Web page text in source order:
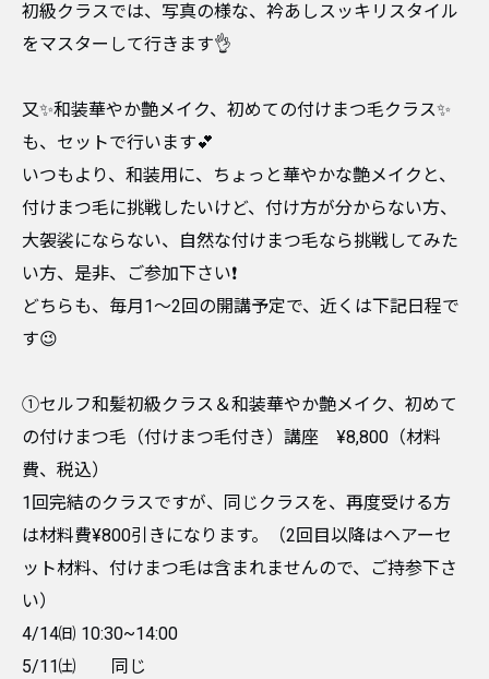
初級クラスでは、写真の様な、衿あしスッキリスタイル
をマスターして行きます👌
又✨和装華やか艶メイク、初めての付けまつ毛クラス✨
も、セットで行います💕
いつもより、和装用に、ちょっと華やかな艶メイクと、
付けまつ毛に挑戦したいけど、付け方が分からない方、
大袈裟にならない、自然な付けまつ毛なら挑戦してみた
い方、是非、ご参加下さい❗
どちらも、毎月1〜2回の開講予定で、近くは下記日程で
す😉
①セルフ和髪初級クラス＆和装華やか艶メイク、初めて
の付けまつ毛（付けまつ毛付き）講座 ¥8,800（材料
費、税込）
1回完結のクラスですが、同じクラスを、再度受ける方
は材料費¥800引きになります。（2回目以降はヘアーセ
ット材料、付けまつ毛は含まれませんので、ご持参下さ
い）
4/14㈰ 10:30~14:00
5/11㈯ 同じ